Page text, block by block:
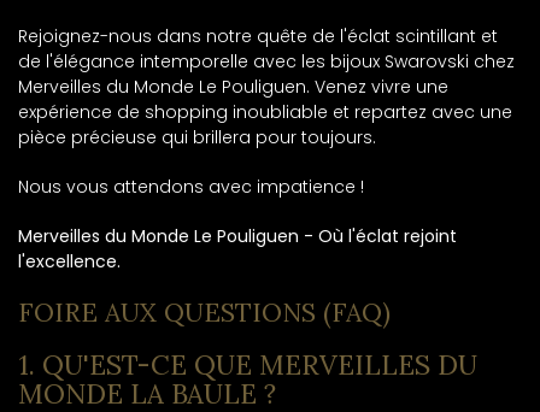
Rejoignez-nous dans notre quête de l'éclat scintillant et
de l'élégance intemporelle avec les bijoux Swarovski chez
Merveilles du Monde Le Pouliguen. Venez vivre une
expérience de shopping inoubliable et repartez avec une
pièce précieuse qui brillera pour toujours.
Nous vous attendons avec impatience !
Merveilles du Monde Le Pouliguen - Où l'éclat rejoint
l'excellence.
FOIRE AUX QUESTIONS (FAQ)
1. QU'EST-CE QUE MERVEILLES DU
MONDE LA BAULE ?